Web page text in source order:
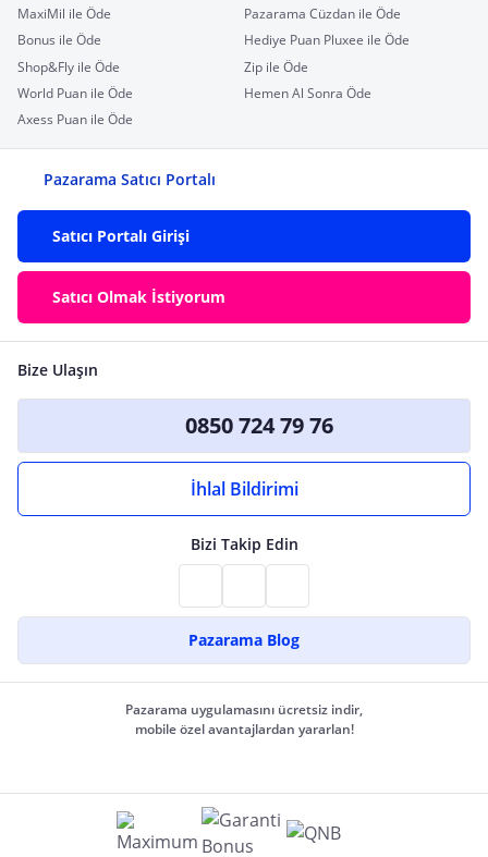
MaxiMil ile Öde
Pazarama Cüzdan ile Öde
Bonus ile Öde
Hediye Puan Pluxee ile Öde
Shop&Fly ile Öde
Zip ile Öde
World Puan ile Öde
Hemen Al Sonra Öde
Axess Puan ile Öde
Pazarama Satıcı Portalı
Satıcı Portalı Girişi
Satıcı Olmak İstiyorum
Bize Ulaşın
0850 724 79 76
İhlal Bildirimi
Bizi Takip Edin
Pazarama Blog
Pazarama uygulamasını ücretsiz indir,
mobile özel avantajlardan yararlan!